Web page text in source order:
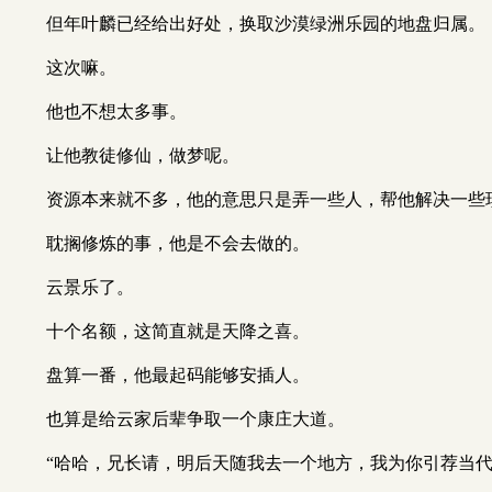
但年叶麟已经给出好处，换取沙漠绿洲乐园的地盘归属。
这次嘛。
他也不想太多事。
让他教徒修仙，做梦呢。
资源本来就不多，他的意思只是弄一些人，帮他解决一些
耽搁修炼的事，他是不会去做的。
云景乐了。
十个名额，这简直就是天降之喜。
盘算一番，他最起码能够安插人。
也算是给云家后辈争取一个康庄大道。
“哈哈，兄长请，明后天随我去一个地方，我为你引荐当